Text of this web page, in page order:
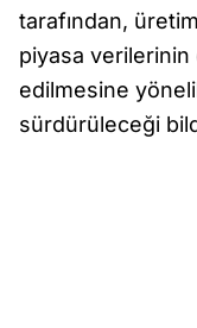
tarafından,
piyasa
edilmesine
sürdürüleceği